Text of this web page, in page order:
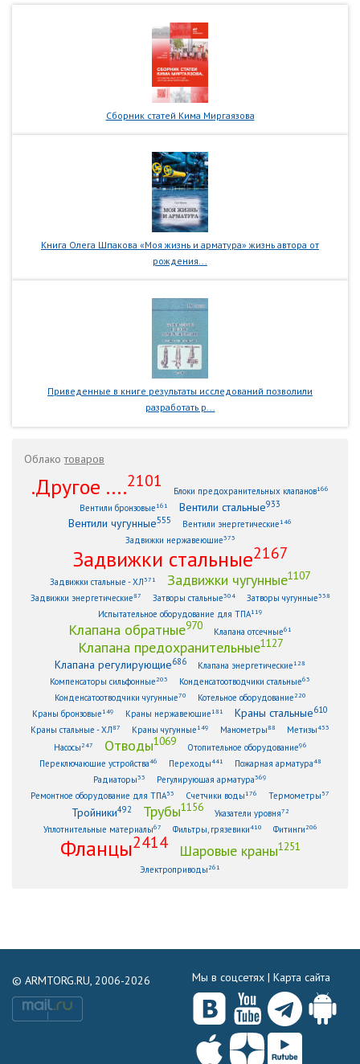
Сборник статей Кима Миргаязова
Книга Олега Шпакова «Моя жизнь и арматура» жизнь автора от
рождения...
Приведенные в книге результаты исследований позволили
разработать р...
Облакотоваров
.Другое ....2101
Блоки предохранительных клапанов166
Вентили бронзовые161 Вентили стальные933
Вентили чугунные555 Вентили энергетические146
Задвижки нержавеющие373
Задвижки стальные2167
Задвижки стальные - ХЛ371 Задвижки чугунные1107
Задвижки энергетические87 Затворы стальные304 Затворы чугунные338
Испытательное оборудование для ТПА119
Клапана обратные970 Клапана отсечные61
Клапана предохранительные1127
Клапана регулирующие686 Клапана энергетические128
Компенсаторы сильфонные 203 Конденсатоотводчики стальные63
Конденсатоотводчики чугунные70 Котельное оборудование 220
Краны бронзовые149 Краны нержавеющие181 Краны стальные610
Краны стальные - ХЛ87 Краны чугунные149 Манометры88 Метизы433
Насосы 247 Отводы1069 Отопительное оборудование96
Переключающие устройства46 Переходы441 Пожарная арматура48
Радиаторы33 Регулирующая арматура369
Ремонтное оборудование для ТПА53 Счетчики воды176 Термометры 57
Тройники492 Трубы1156 Указатели уровня72
Уплотнительные материалы67 Фильтры, грязевики410 Фитинги 206
Фланцы2414 Шаровые краны1251
Электроприводы 261
© ARMTORG.RU, 2006-2026 Мы в соцсетях | Карта сайта